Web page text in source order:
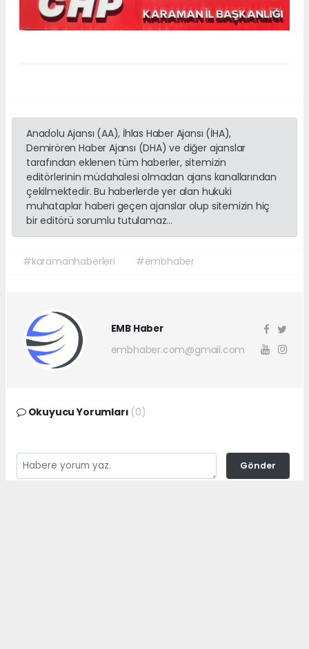
Anadolu Ajansı (AA), İhlas Haber Ajansı (İHA),
Demirören Haber Ajansı (DHA) ve diğer ajanslar
tarafından eklenen tüm haberler, sitemizin
editörlerinin müdahalesi olmadan ajans kanallarından
çekilmektedir. Bu haberlerde yer alan hukuki
muhataplar haberi geçen ajanslar olup sitemizin hiç
bir editörü sorumlu tutulamaz...
#karamanhaberleri #embhaber
EMB Haber
embhaber.com@gmail.com
Okuyucu Yorumları (0)
Gönder